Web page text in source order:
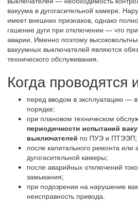
вакуума в дугогасительной камере.
имеет внешних признаков, однако
гашение дуги при отключении — что
аварии. Именно поэтому
вакуумных выключателей являются
технического обслуживания.
Когда проводятся
перед вводом в эксплуатацию —
порядке;
при плановом техническом
периодичности испытаний
выключателей по ПУЭ и ПТЭЭП;
после капитального ремонта или
дугогасительной камеры;
после аварийных отключений
замыкания;
при подозрении на нарушение
неисправность привода.